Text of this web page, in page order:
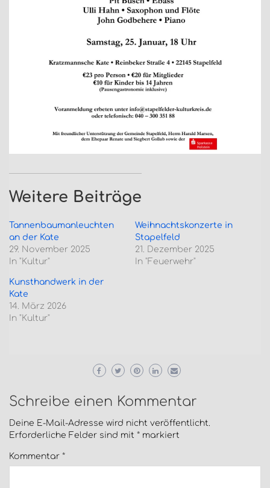
Weitere Beiträge
Tannenbaumanleuchten
an der Kate
29. November 2025
In "Kultur"
Weihnachtskonzerte in
Stapelfeld
21. Dezember 2025
In "Feuerwehr"
Kunsthandwerk in der
Kate
14. März 2026
In "Kultur"
Schreibe einen Kommentar
Deine E-Mail-Adresse wird nicht veröffentlicht.
Erforderliche Felder sind mit * markiert
Kommentar *